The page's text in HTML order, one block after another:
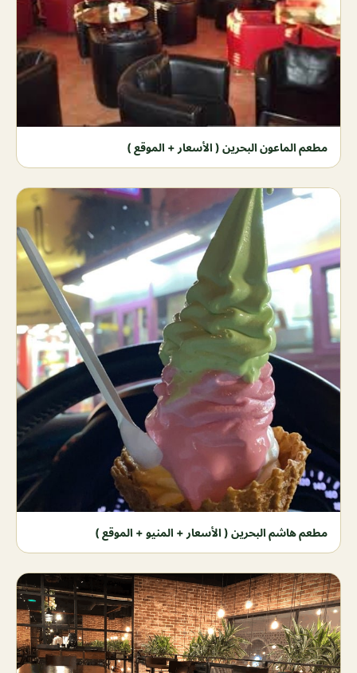
مطعم الماعون البحرين ( الأسعار + الموقع )
مطعم هاشم البحرين ( الأسعار + المنيو + الموقع )